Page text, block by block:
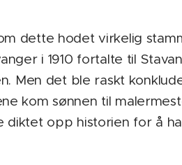
dette hodet virkelig
i 1910 fortalte til
Men det ble raskt
kom sønnen til
diktet opp historien for å